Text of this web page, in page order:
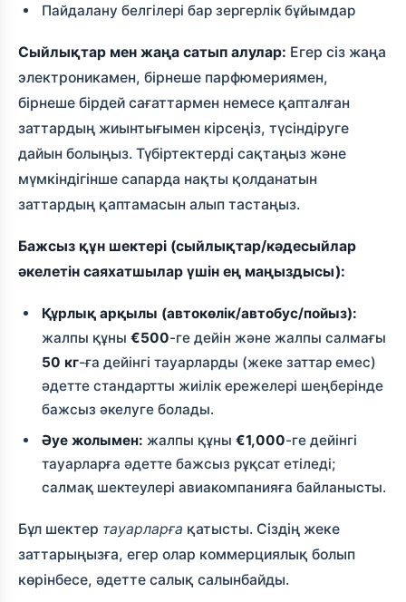
Пайдалану белгілері бар зергерлік бұйымдар
Сыйлықтар мен жаңа сатып алулар: Егер сіз жаңа
электроникамен, бірнеше парфюмериямен,
бірнеше бірдей сағаттармен немесе қапталған
заттардың жиынтығымен кірсеңіз, түсіндіруге
дайын болыңыз. Түбіртектерді сақтаңыз және
мүмкіндігінше сапарда нақты қолданатын
заттардың қаптамасын алып тастаңыз.
Бажсыз құн шектері (сыйлықтар/кәдесыйлар
әкелетін саяхатшылар үшін ең маңыздысы):
Құрлық арқылы (автокөлік/автобус/пойыз):
жалпы құны€500-ге дейін және жалпы салмағы
50 кг-ға дейінгі тауарларды (жеке заттар емес)
әдетте стандартты жиілік ережелері шеңберінде
бажсыз әкелуге болады.
Әуе жолымен: жалпы құны€1,000-ге дейінгі
тауарларға әдетте бажсыз рұқсат етіледі;
салмақ шектеулері авиакомпанияға байланысты.
Бұл шектер тауарларға қатысты. Сіздің жеке
заттарыңызға, егер олар коммерциялық болып
көрінбесе, әдетте салық салынбайды.